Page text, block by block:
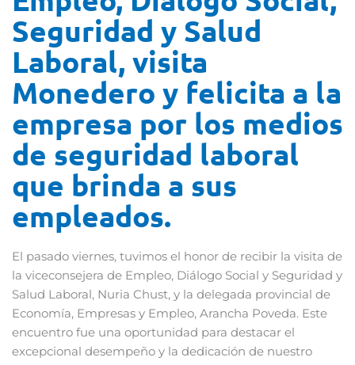
Seguridad y Salud
Laboral, visita
Monedero y felicita a la
empresa por los medios
de seguridad laboral
que brinda a sus
empleados.
El pasado viernes, tuvimos el honor de recibir la visita de
la viceconsejera de Empleo, Diálogo Social y Seguridad y
Salud Laboral, Nuria Chust, y la delegada provincial de
Economía, Empresas y Empleo, Arancha Poveda. Este
encuentro fue una oportunidad para destacar el
excepcional desempeño y la dedicación de nuestro